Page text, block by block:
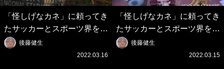
「怪しげなカネ」に頼ってき
たサッカーとスポーツ界を待
つ未来(4)スポーツを「持続
可能」にする「真の投資」の
後藤健生
2022.03.16
「怪しげなカネ」に頼ってき
たサッカーとスポーツ界を待
つ未来(3)「ロシアン・マネ
ー」に続く中東の「オイルマ
後藤健生
2022.03.15